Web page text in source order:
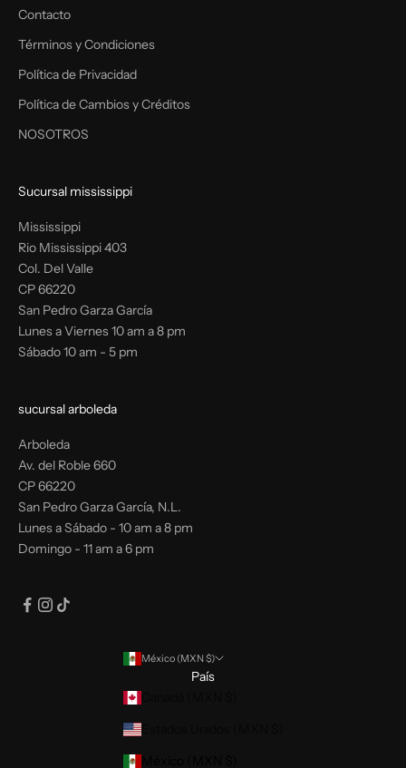
Contacto
Términos y Condiciones
Política de Privacidad
Política de Cambios y Créditos
NOSOTROS
Sucursal mississippi
Mississippi
Rio Mississippi 403
Col. Del Valle
CP 66220
San Pedro Garza García
Lunes a Viernes 10 am a 8 pm
Sábado 10 am - 5 pm
sucursal arboleda
Arboleda
Av. del Roble 660
CP 66220
San Pedro Garza García, N.L.
Lunes a Sábado - 10 am a 8 pm
Domingo - 11 am a 6 pm
México (MXN $)
País
Estados Unidos (MXN $)